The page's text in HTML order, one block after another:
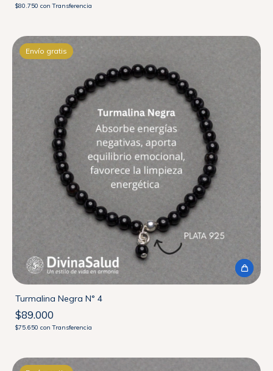
$80.750 con Transferencia
Envío gratis
Turmalina Negra N° 4
$89.000
$75.650 con Transferencia